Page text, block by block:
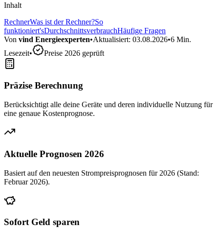
Inhalt
RechnerWas ist der Rechner?So
funktioniert'sDurchschnittsverbrauchHäufige Fragen
Von vind Energieexperten•Aktualisiert: 03.08.2026•6 Min.
Lesezeit• Preise 2026 geprüft
Präzise Berechnung
Berücksichtigt alle deine Geräte und deren individuelle Nutzung für
eine genaue Kostenprognose.
Aktuelle Prognosen 2026
Basiert auf den neuesten Strompreisprognosen für 2026 (Stand:
Februar 2026).
Sofort Geld sparen